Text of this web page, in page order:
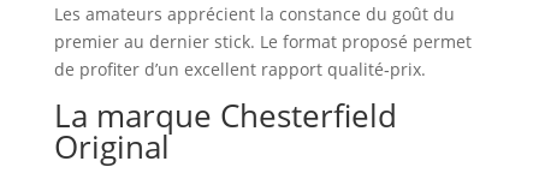
Les amateurs apprécient la constance du goût du
premier au dernier stick. Le format proposé permet
de profiter d’un excellent rapport qualité‑prix.
La marque Chesterfield
Original